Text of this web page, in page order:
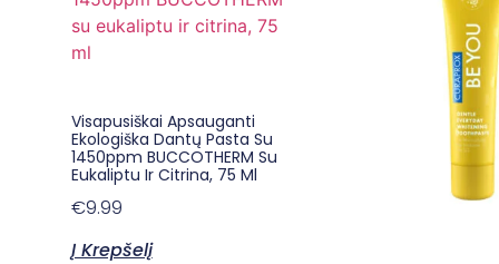
Visapusiškai Apsauganti
Ekologiška Dantų Pasta Su
1450ppm BUCCOTHERM Su
Eukaliptu Ir Citrina, 75 Ml
€9.99
Į Krepšelį